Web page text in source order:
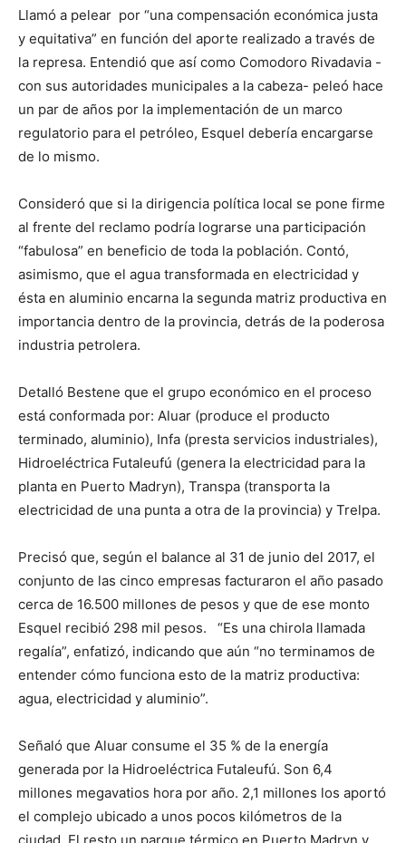
Llamó a pelear por “una compensación económica justa
y equitativa” en función del aporte realizado a través de
la represa. Entendió que así como Comodoro Rivadavia -
con sus autoridades municipales a la cabeza- peleó hace
un par de años por la implementación de un marco
regulatorio para el petróleo, Esquel debería encargarse
de lo mismo.
Consideró que si la dirigencia política local se pone firme
al frente del reclamo podría lograrse una participación
“fabulosa” en beneficio de toda la población. Contó,
asimismo, que el agua transformada en electricidad y
ésta en aluminio encarna la segunda matriz productiva en
importancia dentro de la provincia, detrás de la poderosa
industria petrolera.
Detalló Bestene que el grupo económico en el proceso
está conformada por: Aluar (produce el producto
terminado, aluminio), Infa (presta servicios industriales),
Hidroeléctrica Futaleufú (genera la electricidad para la
planta en Puerto Madryn), Transpa (transporta la
electricidad de una punta a otra de la provincia) y Trelpa.
Precisó que, según el balance al 31 de junio del 2017, el
conjunto de las cinco empresas facturaron el año pasado
cerca de 16.500 millones de pesos y que de ese monto
Esquel recibió 298 mil pesos. “Es una chirola llamada
regalía”, enfatizó, indicando que aún “no terminamos de
entender cómo funciona esto de la matriz productiva:
agua, electricidad y aluminio”.
Señaló que Aluar consume el 35 % de la energía
generada por la Hidroeléctrica Futaleufú. Son 6,4
millones megavatios hora por año. 2,1 millones los aportó
el complejo ubicado a unos pocos kilómetros de la